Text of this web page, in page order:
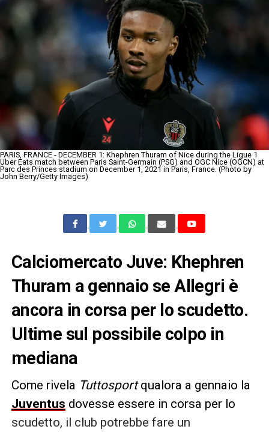
PARIS, FRANCE - DECEMBER 1: Khephren Thuram of Nice during the Ligue 1
Uber Eats match between Paris Saint-Germain (PSG) and OGC Nice (OGCN) at
Parc des Princes stadium on December 1, 2021 in Paris, France. (Photo by
John Berry/Getty Images)
Calciomercato Juve: Khephren
Thuram a gennaio se Allegri è
ancora in corsa per lo scudetto.
Ultime sul possibile colpo in
mediana
Come rivela Tuttosportqualora a gennaio la
Juventus dovesse essere in corsa per lo
scudetto, il club potrebbe fare un